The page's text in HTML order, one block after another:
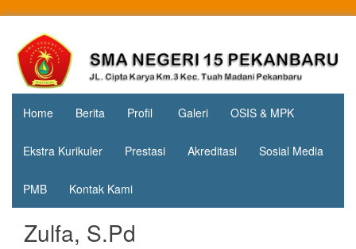
contentSMA
Negeri 15
Pekanbaru
Jl. Cipta
Karya
KM.3, Kec.
Tuah
Madani,
Home Berita Profil Galeri OSIS & MPK
Ekstra Kurikuler Prestasi Akreditasi Sosial Media
PMB Kontak Kami
Zulfa, S.Pd